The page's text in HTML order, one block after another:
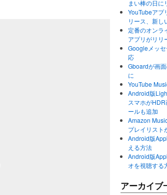
まい棒の日に
YouTubeアプ
リース、新し
定番のオンラ
アプリがリリ
Googleメッ
応
Gboardが画
に
YouTube
Android版
スマホが
ールも追加
Amazon
プレイリスト
Android版
える方法
Android版
オを視聴する
アーカイブ